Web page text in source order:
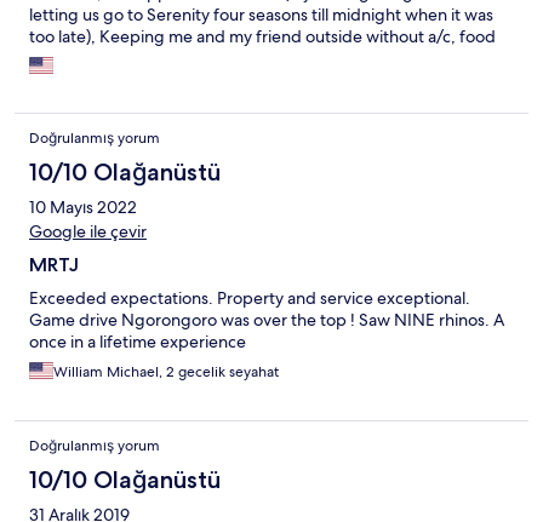
letting us go to Serenity four seasons till midnight when it was
too late), Keeping me and my friend outside without a/c, food
or water in the heat of Tanzania. Manager in Neptune
Ngorongoro acted like he belongs to some criminal enterprises,
be police, causing my blood pressure skyrocket and nervous
breakdown with crying all that time. Finally after reaching
breaking point I started to fight back, by calling Expedia,
American Embassy and other lodges in Serengeti where we
were on the way to FOR HELP! This experience left a bitter taste
about whole supposed to be nice vacation time across half of
the world. I have been all over many continents, and seen good
and not very, but in general hotels always trying to
accommodate and resolve the problem. But this NEPTUNE
NGORONGORO can't be even characterized ( the only things
coming to mind is Torture chamber)
Doğrulanmış yorum
10/10 Olağanüstü
10 Mayıs 2022
Google ile çevir
MRTJ
Exceeded expectations. Property and service exceptional.
Game drive Ngorongoro was over the top ! Saw NINE rhinos. A
once in a lifetime experience
William Michael, 2 gecelik seyahat
Doğrulanmış yorum
10/10 Olağanüstü
31 Aralık 2019